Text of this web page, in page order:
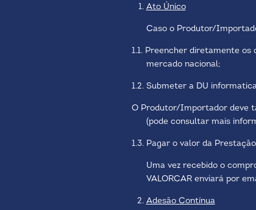
Ato Único
Caso o Produtor/
1.1. Preencher diretamente os
mercado nacional;
1.2. Submeter a DU
O Produtor/Importador deve
(pode consultar mais
1.3. Pagar o valor da
Uma vez recebido o
VALORCAR enviará por
Adesão Contínua